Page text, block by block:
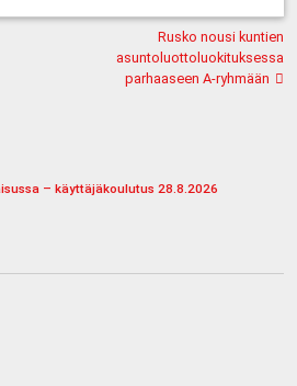
Rusko nousi kuntien
asuntoluottoluokituksessa
parhaaseen A-ryhmään
– käyttäjäkoulutus 28.8.2026